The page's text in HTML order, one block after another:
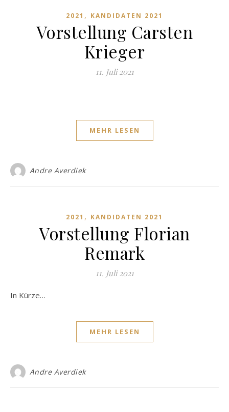
2021 , KANDIDATEN 2021
Vorstellung Carsten
Krieger
11. Juli 2021
MEHR LESEN
Andre Averdiek
2021 , KANDIDATEN 2021
Vorstellung Florian
Remark
11. Juli 2021
In Kürze…
MEHR LESEN
Andre Averdiek